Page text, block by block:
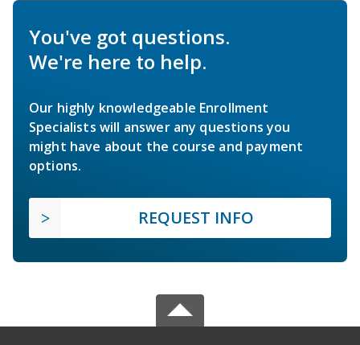
You've got questions.
We're here to help.
Our highly knowledgeable Enrollment
Specialists will answer any questions you
might have about the course and payment
options.
REQUEST INFO